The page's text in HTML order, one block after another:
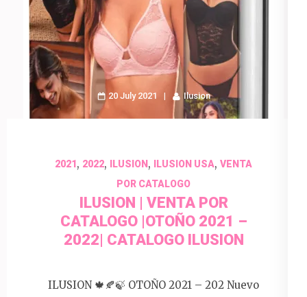
20 July 2021 Ilusion
2021, 2022, ILUSION , ILUSION USA, VENTA
POR CATALOGO
ILUSION | VENTA POR
CATALOGO |OTOÑO 2021 –
2022| CATALOGO ILUSION
ILUSION 🍁🍂🍃 OTOÑO 2021 – 202 Nuevo